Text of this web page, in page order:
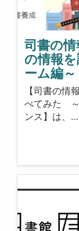
司書の
の情報
ーム編～
【司書の情
べてみた
ンス】は、…